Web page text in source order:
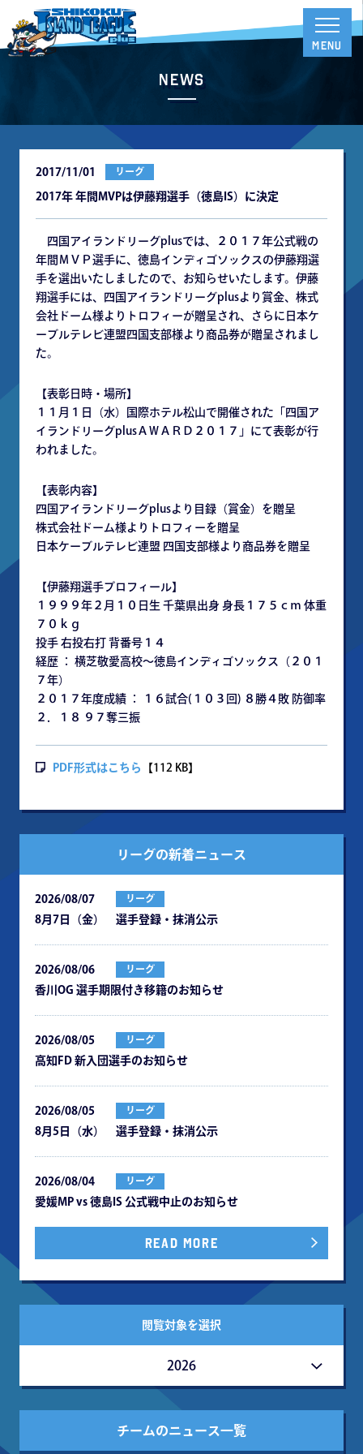
News
2017/11/01 リーグ
2017年 年間MVPは伊藤翔選手（徳島IS）に決定
四国アイランドリーグplusでは、２０１７年公式戦の
年間ＭＶＰ選手に、徳島インディゴソックスの伊藤翔選
手を選出いたしましたので、お知らせいたします。伊藤
翔選手には、四国アイランドリーグplusより賞金、株式
会社ドーム様よりトロフィーが贈呈され、さらに日本ケ
ーブルテレビ連盟四国支部様より商品券が贈呈されまし
た。
【表彰日時・場所】
１１月１日（水）国際ホテル松山で開催された「四国ア
イランドリーグplusＡＷＡＲＤ２０１７」にて表彰が行
われました。
【表彰内容】
四国アイランドリーグplusより目録（賞金）を贈呈
株式会社ドーム様よりトロフィーを贈呈
日本ケーブルテレビ連盟 四国支部様より商品券を贈呈
【伊藤翔選手プロフィール】
１９９９年２月１０日生 千葉県出身 身長１７５ｃｍ 体重
７０ｋｇ
投手 右投右打 背番号１４
経歴 ： 横芝敬愛高校～徳島インディゴソックス（２０１
７年）
２０１７年度成績 ： １６試合(１０３回) ８勝４敗 防御率
２．１８ ９７奪三振
PDF形式はこちら 【112 KB】
リーグの新着ニュース
2026/08/07 リーグ
8月7日（金） 選手登録・抹消公示
2026/08/06 リーグ
⾹川OG 選⼿期限付き移籍のお知らせ
2026/08/05 リーグ
⾼知FD 新⼊団選⼿のお知らせ
2026/08/05 リーグ
8月5日（水） 選手登録・抹消公示
2026/08/04 リーグ
愛媛MP vs 徳島IS 公式戦中⽌のお知らせ
READ MORE
閲覧対象を選択
2026
チームのニュース一覧